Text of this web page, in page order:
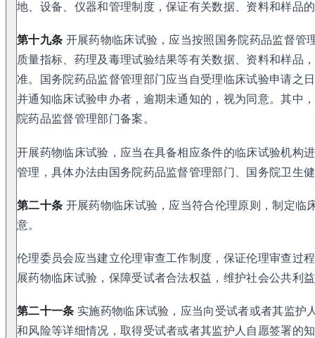
地、设备、仪器和管理制度，保证有关数据、资料和样品
第十九条 开展药物临床试验，应当按照国务院药品监督管
质量指标、药理及毒理试验结果等有关数据、资料和样品
准。国务院药品监督管理部门应当自受理临床试验申请之
并通知临床试验申办者，逾期未通知的，视为同意。其中
院药品监督管理部门备案。
开展药物临床试验，应当在具备相应条件的临床试验机构
管理，具体办法由国务院药品监督管理部门、国务院卫生
第二十条 开展药物临床试验，应当符合伦理原则，制定临
意。
伦理委员会应当建立伦理审查工作制度，保证伦理审查过
展药物临床试验，保障受试者合法权益，维护社会公共利
第二十一条 实施药物临床试验，应当向受试者或者其监护
和风险等详细情况，取得受试者或者其监护人自愿签署的